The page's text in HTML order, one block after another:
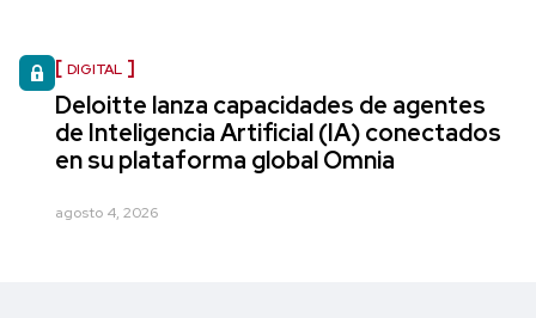
DIGITAL
Deloitte lanza capacidades de agentes
de Inteligencia Artificial (IA) conectados
en su plataforma global Omnia
agosto 4, 2026